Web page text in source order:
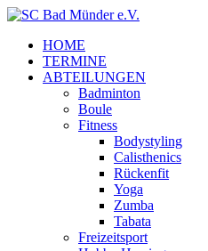
HOME
TERMINE
ABTEILUNGEN
Badminton
Boule
Fitness
Bodystyling
Calisthenics
Rückenfit
Yoga
Zumba
Tabata
Freizeitsport